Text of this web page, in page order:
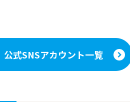
公式SNSアカウント一覧